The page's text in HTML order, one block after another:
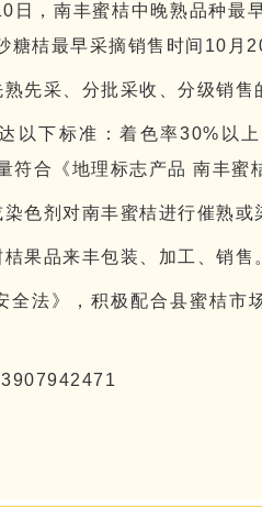
日，南丰蜜桔中晚熟品种最
桔最早采摘销售时间10月
先采、分批采收、分级销售
以下标准：着色率30%以
符合《地理标志产品 南丰
色剂对南丰蜜桔进行催熟或
果品来丰包装、加工、销售
全法》，积极配合县蜜桔市